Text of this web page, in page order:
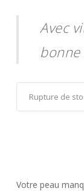
Avec
Rupture de
Votre peau